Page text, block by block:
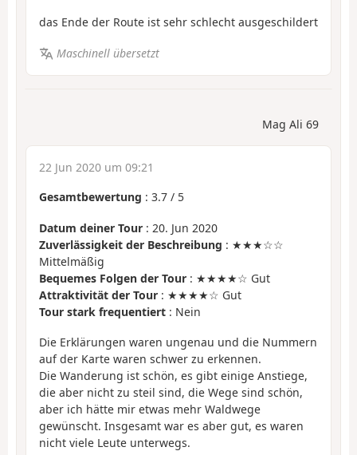
das Ende der Route ist sehr schlecht ausgeschildert
Maschinell übersetzt
Mag Ali 69
22 Jun 2020 um 09:21
Gesamtbewertung : 3.7 / 5
Datum deiner Tour : 20. Jun 2020
Zuverlässigkeit der Beschreibung : ★★★☆☆
Mittelmäßig
Bequemes Folgen der Tour : ★★★★☆ Gut
Attraktivität der Tour : ★★★★☆ Gut
Tour stark frequentiert : Nein
Die Erklärungen waren ungenau und die Nummern
auf der Karte waren schwer zu erkennen.
Die Wanderung ist schön, es gibt einige Anstiege,
die aber nicht zu steil sind, die Wege sind schön,
aber ich hätte mir etwas mehr Waldwege
gewünscht. Insgesamt war es aber gut, es waren
nicht viele Leute unterwegs.